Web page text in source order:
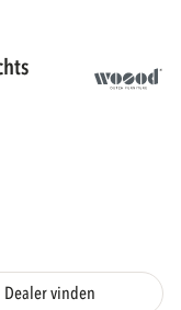
Dealer vinden